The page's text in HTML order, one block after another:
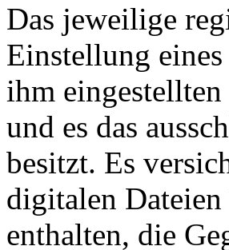
Das jeweilige
Einstellung
ihm
und es das
besitzt. Es
digitalen
enthalten, die